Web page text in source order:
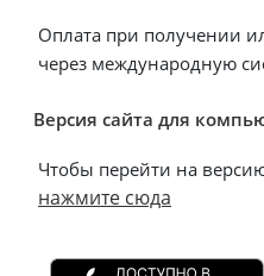
Оплата при получении
через международную
Версия сайта для
Чтобы перейти на
нажмите сюда